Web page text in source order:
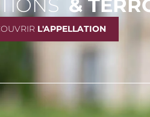
&
L'APPELLATION